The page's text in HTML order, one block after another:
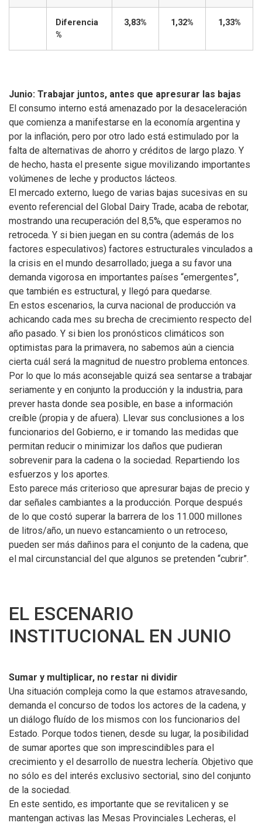
Diferencia
%
3,83% 1,32% 1,33%
Junio: Trabajar juntos, antes que apresurar las bajas
El consumo interno está amenazado por la desaceleración
que comienza a manifestarse en la economía argentina y
por la inflación, pero por otro lado está estimulado por la
falta de alternativas de ahorro y créditos de largo plazo. Y
de hecho, hasta el presente sigue movilizando importantes
volúmenes de leche y productos lácteos.
El mercado externo, luego de varias bajas sucesivas en su
evento referencial del Global Dairy Trade, acaba de rebotar,
mostrando una recuperación del 8,5%, que esperamos no
retroceda. Y si bien juegan en su contra (además de los
factores especulativos) factores estructurales vinculados a
la crisis en el mundo desarrollado; juega a su favor una
demanda vigorosa en importantes países “emergentes”,
que también es estructural, y llegó para quedarse.
En estos escenarios, la curva nacional de producción va
achicando cada mes su brecha de crecimiento respecto del
año pasado. Y si bien los pronósticos climáticos son
optimistas para la primavera, no sabemos aún a ciencia
cierta cuál será la magnitud de nuestro problema entonces.
Por lo que lo más aconsejable quizá sea sentarse a trabajar
seriamente y en conjunto la producción y la industria, para
prever hasta donde sea posible, en base a información
creíble (propia y de afuera). Llevar sus conclusiones a los
funcionarios del Gobierno, e ir tomando las medidas que
permitan reducir o minimizar los daños que pudieran
sobrevenir para la cadena o la sociedad. Repartiendo los
esfuerzos y los aportes.
Esto parece más criterioso que apresurar bajas de precio y
dar señales cambiantes a la producción. Porque después
de lo que costó superar la barrera de los 11.000 millones
de litros/año, un nuevo estancamiento o un retroceso,
pueden ser más dañinos para el conjunto de la cadena, que
el mal circunstancial del que algunos se pretenden “cubrir”.
EL ESCENARIO
INSTITUCIONAL EN JUNIO
Sumar y multiplicar, no restar ni dividir
Una situación compleja como la que estamos atravesando,
demanda el concurso de todos los actores de la cadena, y
un diálogo fluído de los mismos con los funcionarios del
Estado. Porque todos tienen, desde su lugar, la posibilidad
de sumar aportes que son imprescindibles para el
crecimiento y el desarrollo de nuestra lechería. Objetivo que
no sólo es del interés exclusivo sectorial, sino del conjunto
de la sociedad.
En este sentido, es importante que se revitalicen y se
mantengan activas las Mesas Provinciales Lecheras, el